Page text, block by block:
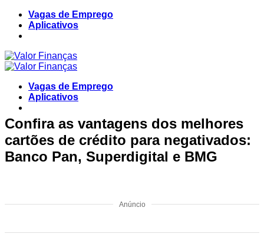
Skip
content
Vagas de Emprego
Aplicativos
Vagas de Emprego
Aplicativos
Confira as vantagens dos melhores
cartões de crédito para negativados:
Banco Pan, Superdigital e BMG
Anúncio